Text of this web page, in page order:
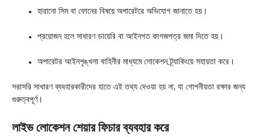
হারানো সিম বা ফোনের বিষয়ে অপারেটরে অভিযোগ জানাতে হয়।
প্রয়োজন হলে সাধারণ ডায়েরি বা আইনগত কাগজপত্র জমা দিতে হয়।
অপারেটর আইনশৃঙ্খলা বাহিনীর মাধ্যমে লোকেশন ট্র্যাকিংয়ে সহায়তা করে।
সরাসরি সাধারণ ব্যবহারকারীদের হাতে এই তথ্য দেওয়া হয় না, যা গোপনীয়তা রক্ষার জন্য
গুরুত্বপূর্ণ।
লাইভ লোকেশন শেয়ার ফিচার ব্যবহার করে